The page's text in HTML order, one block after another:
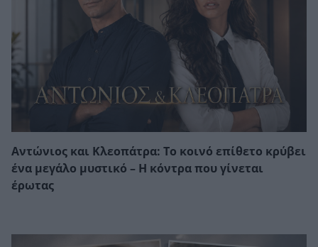
Αντώνιος και Κλεοπάτρα: Το κοινό επίθετο κρύβει
ένα μεγάλο μυστικό – Η κόντρα που γίνεται
έρωτας